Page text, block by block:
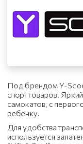
Под брендом Y-
спорттоваров.
самокатов, с
ребенку.
Для удобства
используется